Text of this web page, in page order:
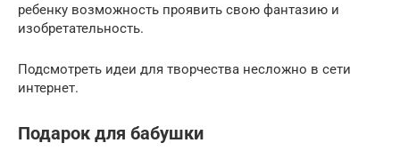
ребенку возможность проявить свою фантазию и
изобретательность.
Подсмотреть идеи для творчества несложно в сети
интернет.
Подарок для бабушки